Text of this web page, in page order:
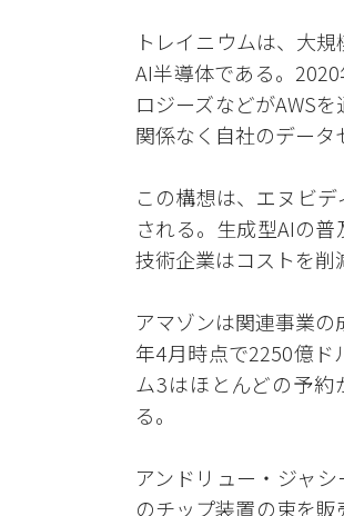
トレイニウムは、大
AI半導体である。
ロジーズなどがAWS
関係なく自社のデータ
この構想は、エヌビ
される。生成型AIの
技術企業はコストを削
アマゾンは関連事業
年4月時点で2250億
ム3はほとんどの予
る。
アンドリュー・ジャ
のチップ装置の束を